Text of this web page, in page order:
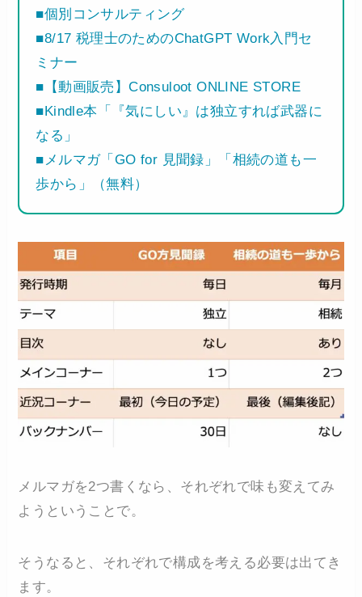
■個別コンサルティング
■8/17 税理士のためのChatGPT Work入門セ
ミナー
■【動画販売】Consuloot ONLINE STORE
■Kindle本「『気にしい』は独立すれば武器に
なる」
■メルマガ「GO for 見聞録」「相続の道も一
歩から」（無料）
メルマガを2つ書くなら、それぞれで味も変えてみ
ようということで。
そうなると、それぞれで構成を考える必要は出てき
ます。